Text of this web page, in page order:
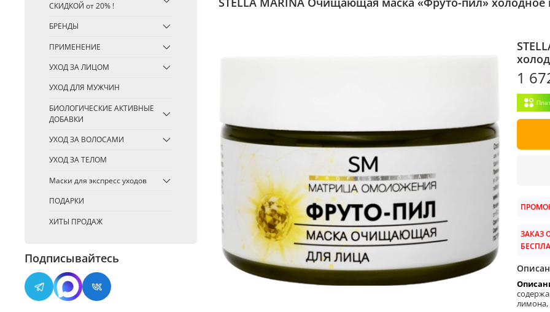
1
ЗАКАЗ
лимона,
СКИДКОЙ от 20% !
БРЕНДЫ
ПРИМЕНЕНИЕ
УХОД ЗА ЛИЦОМ
УХОД ДЛЯ МУЖЧИН
БИОЛОГИЧЕСКИЕ АКТИВНЫЕ
ДОБАВКИ
УХОД ЗА ВОЛОСАМИ
УХОД ЗА ТЕЛОМ
Маски для экспресс уходов
ПОДАРКИ
ХИТЫ ПРОДАЖ
Подписывайтесь